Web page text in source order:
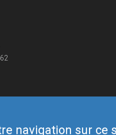
navigation sur ce
-Vie privée Back to top